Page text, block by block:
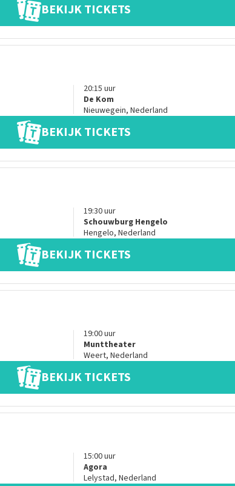
BEKIJK TICKETS
20:15 uur
De Kom
Nieuwegein, Nederland
BEKIJK TICKETS
19:30uur
Schouwburg Hengelo
Hengelo, Nederland
BEKIJK TICKETS
19:00uur
Munttheater
Weert, Nederland
BEKIJK TICKETS
15:00uur
Agora
Lelystad, Nederland